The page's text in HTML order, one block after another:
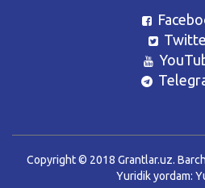
Copyright © 2018 Grantlar.uz.
Yuridik yordam: